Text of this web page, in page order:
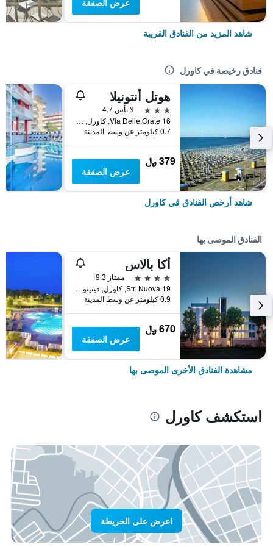
عرض الصفقة
شاهد المزيد من الفنادق القريبة
فنادق رخيصة في كاورل
هوتل أنتونيلا
3 نجوم
لا بأس 4.7
Via Delle Orate 16, كاورل, فينيتو, إيطاليا
0.7 كيلومتر عن وسط المدينة
379 ﷼
عرض الصفقة
شاهد أرخص الفنادق في كاورل
الفنادق الموصى بها
أكا بالاس
4 نجوم
ممتاز 9.3
Str. Nuova 19, كاورل, فينيتو, إيطاليا
0.9 كيلومتر عن وسط المدينة
670 ﷼
عرض الصفقة
مشاهدة الفنادق الأخرى الموصى بها
استكشف كاورل
اعرض على الخريطة